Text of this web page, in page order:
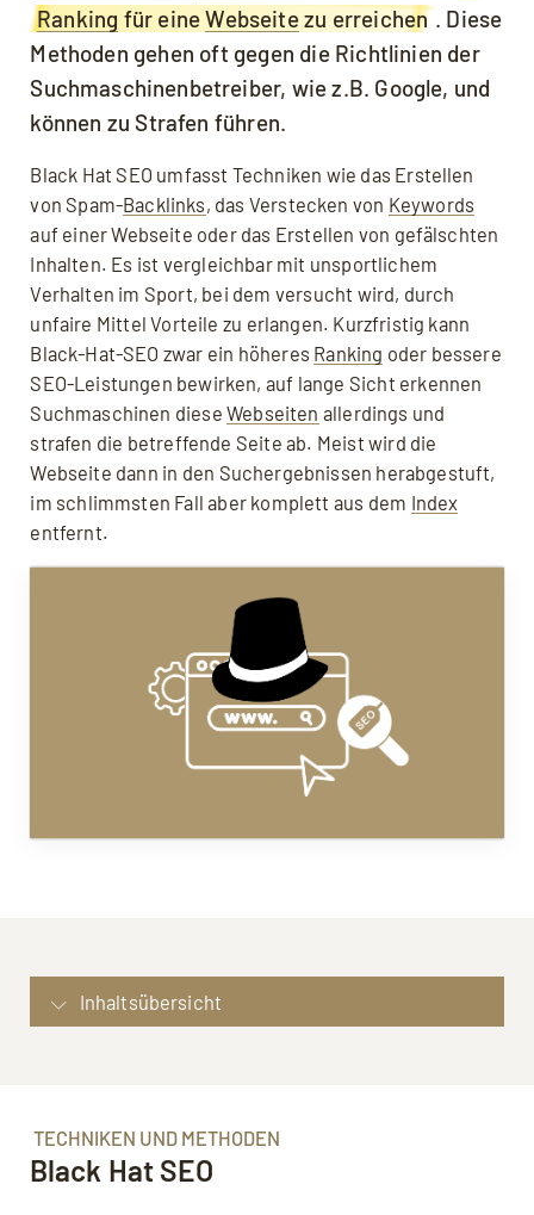
Ranking für eineWebseitezu erreichen . Diese
Methoden gehen oft gegen die Richtlinien der
Suchmaschinenbetreiber, wie z.B. Google, und
können zu Strafen führen.
Black Hat SEO umfasst Techniken wie das Erstellen
von Spam-Backlinks, das Verstecken von Keywords
auf einer Webseite oder das Erstellen von gefälschten
Inhalten. Es ist vergleichbar mit unsportlichem
Verhalten im Sport, bei dem versucht wird, durch
unfaire Mittel Vorteile zu erlangen. Kurzfristig kann
Black-Hat-SEO zwar ein höheres Ranking oder bessere
SEO-Leistungen bewirken, auf lange Sicht erkennen
Suchmaschinen dieseWebseiten allerdings und
strafen die betreffende Seite ab. Meist wird die
Webseite dann in den Suchergebnissen herabgestuft,
im schlimmsten Fall aber komplett aus dem Index
entfernt.
Inhaltsübersicht
Risiken und Folgen: Black Hat SEO
Google Panda Update
TECHNIKEN UND METHODEN
Black Hat SEO